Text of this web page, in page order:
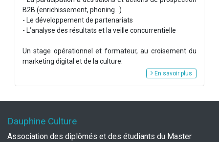
B2B (enrichissement, phoning...)
- Le développement de partenariats
- L’analyse des résultats et la veille concurrentielle
Un stage opérationnel et formateur, au croisement du
marketing digital et de la culture.
En savoir plus
Dauphine Culture
Association des diplômés et des étudiants du Master